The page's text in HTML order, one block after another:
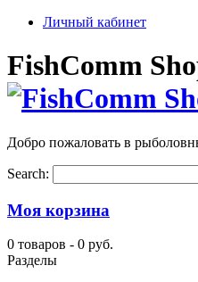
Личный кабинет
FishComm
Добро пожаловать в
Search:
Моя корзина
0 товаров - 0 руб.
Разделы